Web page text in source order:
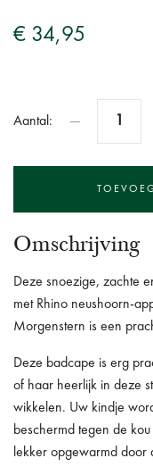
€ 34,95
Aantal:
Omschrijving
Deze snoezige, zachte
met Rhino neushoorn-
Morgenstern is een
Deze badcape is erg
of haar heerlijk in deze
wikkelen. Uw kindje
beschermd tegen de
lekker opgewarmd door